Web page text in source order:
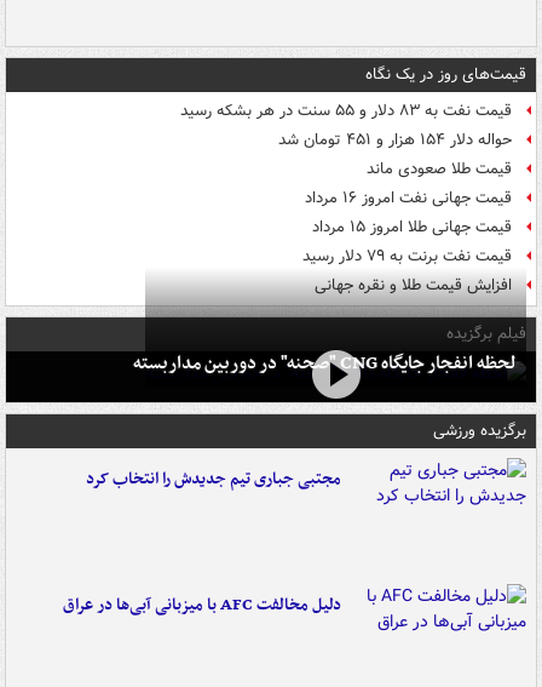
قیمت‌های روز در یک نگاه
قیمت نفت به ۸۳ دلار و ۵۵ سنت در هر بشکه رسید
حواله دلار ۱۵۴ هزار و ۴۵۱ تومان شد
قیمت طلا صعودی ماند
قیمت جهانی نفت امروز ۱۶ مرداد
قیمت جهانی طلا امروز ۱۵ مرداد
قیمت نفت برنت به ۷۹ دلار رسید
افزایش قیمت طلا و نقره جهانی
فیلم برگزیده
لحظه انفجار جایگاه CNG "صحنه" در دوربین مداربسته
برگزیده ورزشی
مجتبی جباری تیم جدیدش را انتخاب کرد
دلیل مخالفت AFC با میزبانی آبی‌ها در عراق